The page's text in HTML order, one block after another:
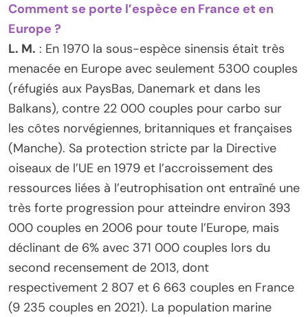
Comment se porte l’espèce en France et en
Europe ?
L. M. : En 1970 la sous-espèce sinensis était très
menacée en Europe avec seulement 5300 couples
(réfugiés aux PaysBas, Danemark et dans les
Balkans), contre 22 000 couples pour carbo sur
les côtes norvégiennes, britanniques et françaises
(Manche). Sa protection stricte par la Directive
oiseaux de l’UE en 1979 et l’accroissement des
ressources liées à l’eutrophisation ont entraîné une
très forte progression pour atteindre environ 393
000 couples en 2006 pour toute l’Europe, mais
déclinant de 6% avec 371 000 couples lors du
second recensement de 2013, dont
respectivement 2 807 et 6 663 couples en France
(9 235 couples en 2021). La population marine